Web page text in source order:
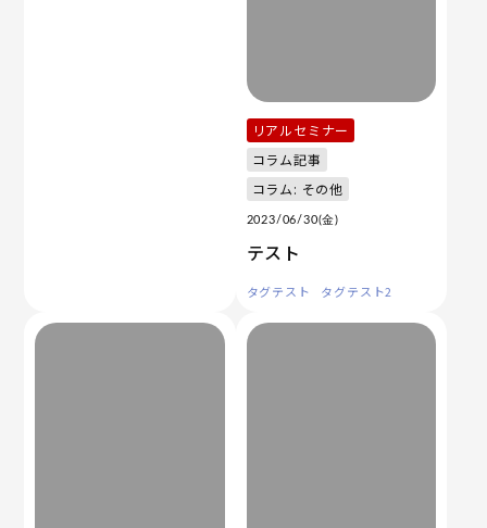
リアルセミナー
コラム記事
コラム: その他
2023/06/30(金)
テスト
タグテスト タグテスト2